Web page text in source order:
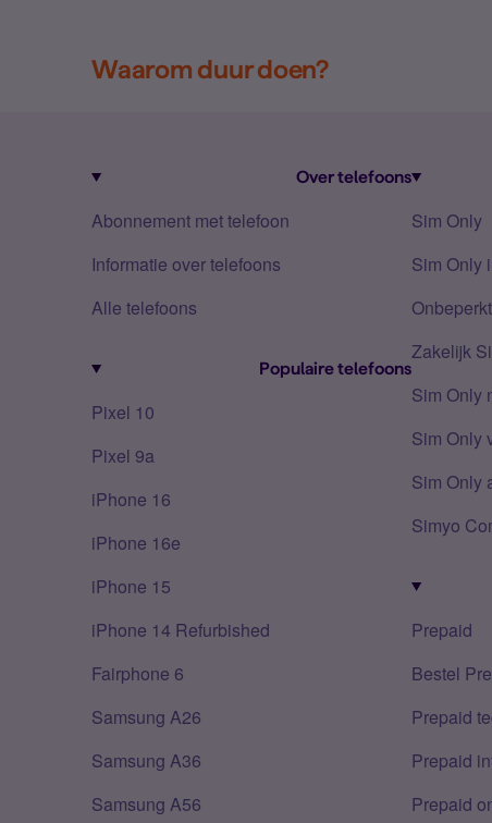
Waarom duur doen?
Over telefoons
Abonnement met telefoon
Informatie over telefoons
Alle telefoons
Populaire telefoons
Pixel 10
Pixel 9a
iPhone 16
iPhone 16e
iPhone 15
iPhone 14 Refurbished
Fairphone 6
Samsung A26
Samsung A36
Samsung A56
Sim Only
Sim Only
Zakelijk
Sim Only
Sim Only
Sim Only
Simyo
Prepaid
Bestel
Prepaid
Prepaid
Prepaid